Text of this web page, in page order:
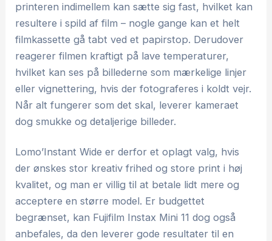
printeren indimellem kan sætte sig fast, hvilket kan
resultere i spild af film – nogle gange kan et helt
filmkassette gå tabt ved et papirstop. Derudover
reagerer filmen kraftigt på lave temperaturer,
hvilket kan ses på billederne som mærkelige linjer
eller vignettering, hvis der fotograferes i koldt vejr.
Når alt fungerer som det skal, leverer kameraet
dog smukke og detaljerige billeder.
Lomo’Instant Wide er derfor et oplagt valg, hvis
der ønskes stor kreativ frihed og store print i høj
kvalitet, og man er villig til at betale lidt mere og
acceptere en større model. Er budgettet
begrænset, kan Fujifilm Instax Mini 11 dog også
anbefales, da den leverer gode resultater til en